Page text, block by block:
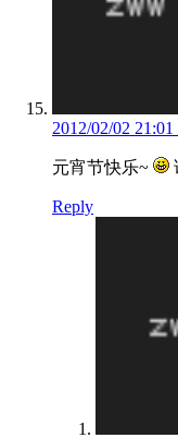
2012/02/02 21:01
元宵节快乐~
Reply